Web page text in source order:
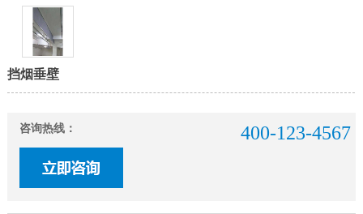
挡烟垂壁
咨询热线： 400-123-4567